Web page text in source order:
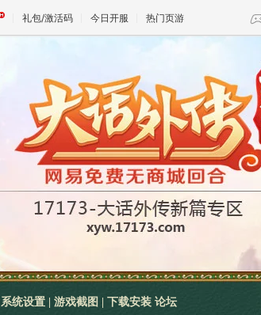
礼包/激活码 今日开服 热门页游
魔兽 DNF
天堂 剑网3旗舰版
王权与自由 诛仙世界
系统设置 游戏截图 下载安装 论坛